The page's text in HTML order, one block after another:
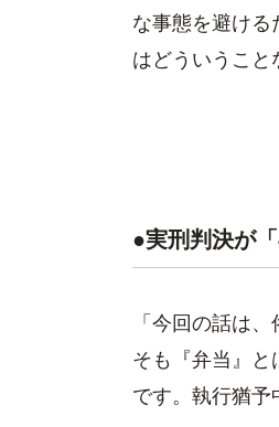
な事態を避け
はどういうこと
●実刑判決が
「今回の話は
そも『弁当』
です。執行猶予